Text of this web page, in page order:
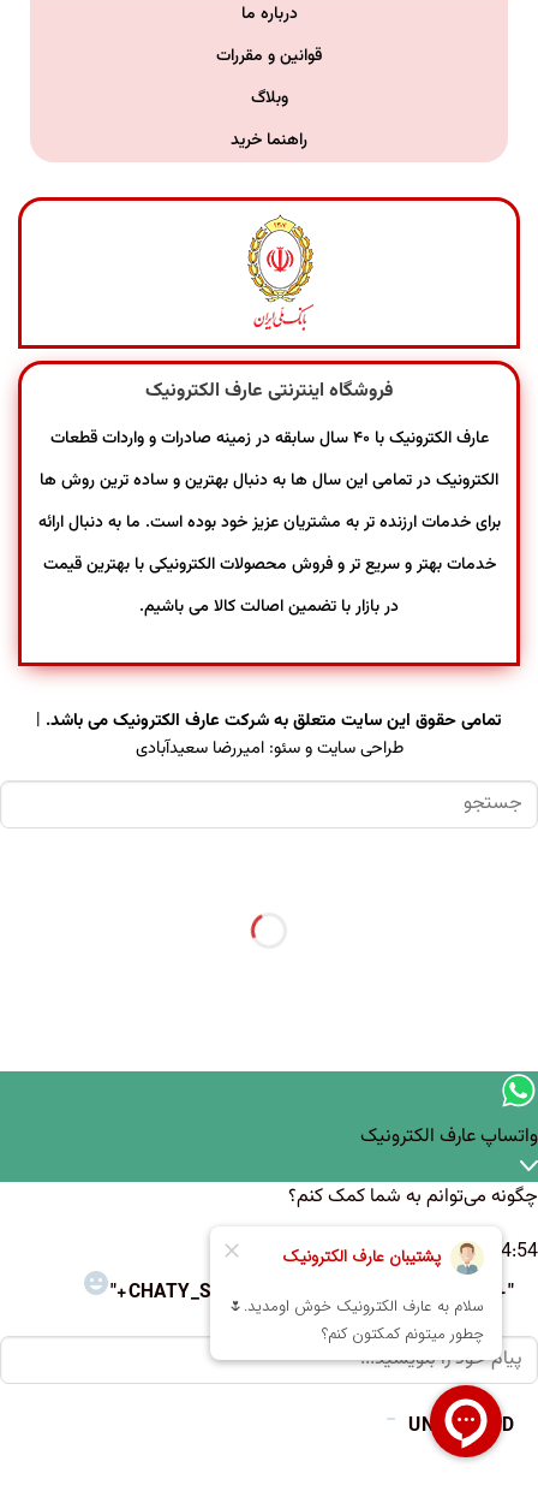
درباره ما
قوانین و مقررات
وبلاگ
راهنما خرید
فروشگاه اینترنتی عارف الکترونیک
عارف الکترونیک با ۴۰ سال سابقه در زمینه صادرات و واردات قطعات
الکترونیک در تمامی این سال ها به دنبال بهترین و ساده ترین روش ها
برای خدمات ارزنده تر به مشتریان عزیز خود بوده است. ما به دنبال ارائه
خدمات بهتر و سریع تر و فروش محصولات الکترونیکی با بهترین قیمت
در بازار با تضمین اصالت کالا می باشیم.
تمامی حقوق این سایت متعلق به شرکت عارف الکترونیک می باشد. |
طراحی سایت و سئو:امیررضا سعیدآبادی
واتساپ عارف الکترونیک
چگونه می‌توانم به شما کمک کنم؟
04:54
"+CHATY_SETTINGS.LANG.EMOJI_PICKER+"
WhatsApp
Message
UNDEFINED